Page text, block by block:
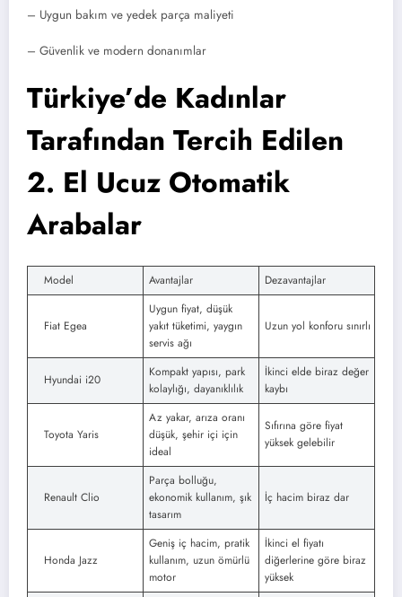
– Uygun bakım ve yedek parça maliyeti
– Güvenlik ve modern donanımlar
Türkiye’de Kadınlar
Tarafından Tercih Edilen
2. El Ucuz Otomatik
Arabalar
Model Avantajlar Dezavantajlar
Fiat Egea
Uygun fiyat, düşük
yakıt tüketimi, yaygın
servis ağı
Uzun yol konforu sınırlı
Hyundai i20
Kompakt yapısı, park
kolaylığı, dayanıklılık
İkinci elde biraz değer
kaybı
Toyota Yaris
Az yakar, arıza oranı
düşük, şehir içi için
ideal
Sıfırına göre fiyat
yüksek gelebilir
Renault Clio
Parça bolluğu,
ekonomik kullanım, şık
tasarım
İç hacim biraz dar
Honda Jazz
Geniş iç hacim, pratik
kullanım, uzun ömürlü
motor
İkinci el fiyatı
diğerlerine göre biraz
yüksek